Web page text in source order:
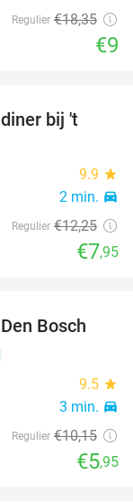
Regulier €18,35
€9
35%
bij 't
9.9 star
2 min. directions_car
Regulier €12,25
€7,95
41%
Bosch
9.5 star
3 min. directions_car
Regulier €10,15
€5,95